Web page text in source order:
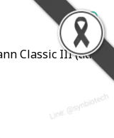
Classic III (สีดำ/